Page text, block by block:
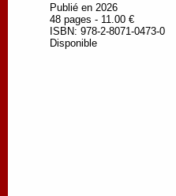
Publié en 2026
48 pages - 11.00 €
ISBN: 978-2-8071-0473-0
Disponible